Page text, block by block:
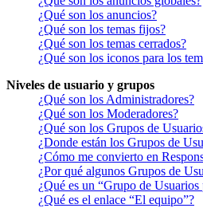
¿Qué son los anuncios?
¿Qué son los temas fijos?
¿Qué son los temas cerrados?
¿Qué son los iconos para los
Niveles de usuario y grupos
¿Qué son los Administradores?
¿Qué son los Moderadores?
¿Qué son los Grupos de
¿Donde están los Grupos de
¿Cómo me convierto en
¿Por qué algunos Grupos de
¿Qué es un “Grupo de Usuarios
¿Qué es el enlace “El equipo”?